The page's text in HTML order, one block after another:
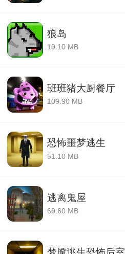
狼岛
19.10 MB
班班猪大厨餐厅
109.90 MB
恐怖噩梦逃生
51.10 MB
逃离鬼屋
69.60 MB